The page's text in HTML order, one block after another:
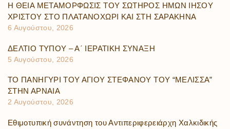
Η ΘΕΙΑ ΜΕΤΑΜΟΡΦΩΣΙΣ ΤΟΥ ΣΩΤΗΡΟΣ ΗΜΩΝ ΙΗΣΟΥ
ΧΡΙΣΤΟΥ ΣΤΟ ΠΛΑΤΑΝΟΧΩΡΙ ΚΑΙ ΣΤΗ ΣΑΡΑΚΗΝΑ
6 Αυγούστου, 2026
ΔΕΛΤΙΟ ΤΥΠΟΥ – Α΄ ΙΕΡΑΤΙΚΗ ΣΥΝΑΞΗ
5 Αυγούστου, 2026
ΤΟ ΠΑΝΗΓΥΡΙ ΤΟΥ ΑΓΙΟΥ ΣΤΕΦΑΝΟΥ ΤΟΥ “ΜΕΛΙΣΣΑ”
ΣΤΗΝ ΑΡΝΑΙΑ
2 Αυγούστου, 2026
Εθιμοτυπική συνάντηση του Αντιπεριφερειάρχη Χαλκιδικής